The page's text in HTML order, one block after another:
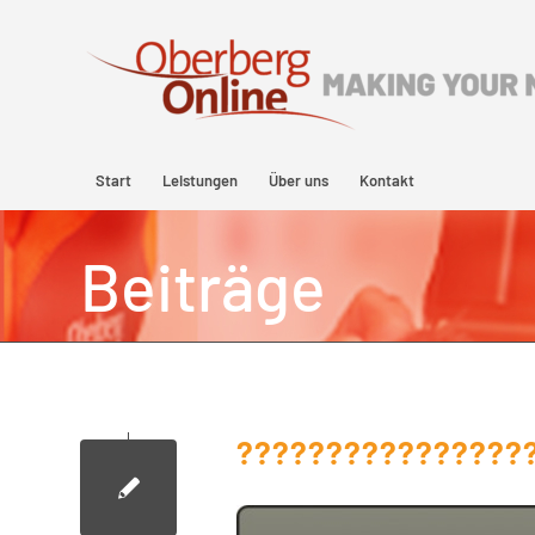
Start Leistungen Über uns Kontakt
Beiträge